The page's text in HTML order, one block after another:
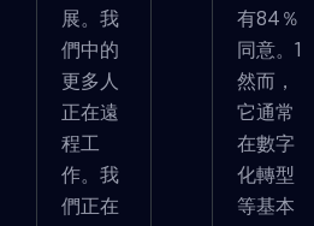
展。我
們中的
更多人
正在遠
程工
作。我
們正在
有84％
同意。1
然而，
它通常
在數字
化轉型
等基本